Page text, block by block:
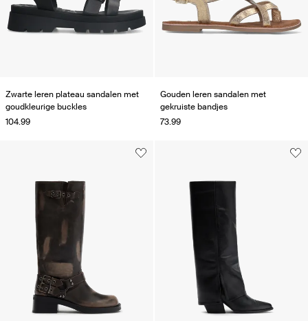
Zwarte leren plateau sandalen met
goudkleurige buckles
104.99
Gouden leren sandalen met
gekruiste bandjes
73.99